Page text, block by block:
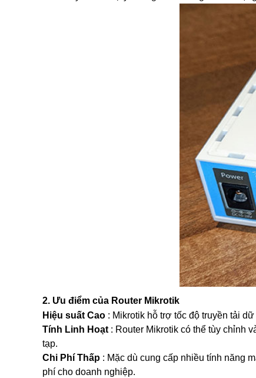
3G/4G/5G Wifi
3G/4G Netgear
3G/4G/5G Huawei
3G/4G ZTE
3G/4G TP-Link
4G/5G D-Link
2. Ưu điểm của Router Mikrotik
Hiệu suất Cao : Mikrotik hỗ trợ tốc độ truyền tải
Tính Linh Hoạt : Router Mikrotik có thể tùy chỉnh
tạp.
Chi Phí Thấp : Mặc dù cung cấp nhiều tính năng
phí cho doanh nghiệp.